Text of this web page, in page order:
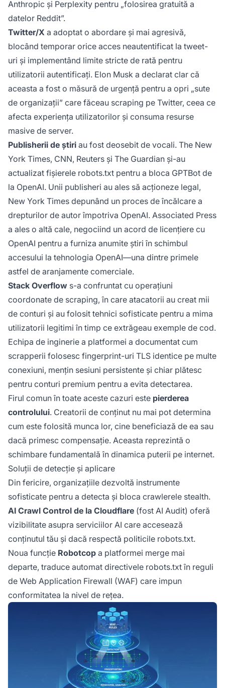
Anthropic și Perplexity pentru „folosirea gratuită a
datelor Reddit”.
Twitter/X a adoptat o abordare și mai agresivă,
blocând temporar orice acces neautentificat la tweet-
uri și implementând limite stricte de rată pentru
utilizatorii autentificați. Elon Musk a declarat clar că
aceasta a fost o măsură de urgență pentru a opri „sute
de organizații” care făceau scraping pe Twitter, ceea ce
afecta experiența utilizatorilor și consuma resurse
masive de server.
Publisherii de știri au fost deosebit de vocali. The New
York Times, CNN, Reuters și The Guardian și-au
actualizat fișierele robots.txt pentru a bloca GPTBot de
la OpenAI. Unii publisheri au ales să acționeze legal,
New York Times depunând un proces de încălcare a
drepturilor de autor împotriva OpenAI. Associated Press
a ales o altă cale, negociind un acord de licențiere cu
OpenAI pentru a furniza anumite știri în schimbul
accesului la tehnologia OpenAI—una dintre primele
astfel de aranjamente comerciale.
Stack Overflow s-a confruntat cu operațiuni
coordonate de scraping, în care atacatorii au creat mii
de conturi și au folosit tehnici sofisticate pentru a mima
utilizatorii legitimi în timp ce extrăgeau exemple de cod.
Echipa de inginerie a platformei a documentat cum
scrapperii folosesc fingerprint-uri TLS identice pe multe
conexiuni, mențin sesiuni persistente și chiar plătesc
pentru conturi premium pentru a evita detectarea.
Firul comun în toate aceste cazuri este pierderea
controlului. Creatorii de conținut nu mai pot determina
cum este folosită munca lor, cine beneficiază de ea sau
dacă primesc compensație. Aceasta reprezintă o
schimbare fundamentală în dinamica puterii pe internet.
Soluții de detecție și aplicare
Din fericire, organizațiile dezvoltă instrumente
sofisticate pentru a detecta și bloca crawlerele stealth.
AI Crawl Control de la Cloudflare (fost AI Audit) oferă
vizibilitate asupra serviciilor AI care accesează
conținutul tău și dacă respectă politicile robots.txt.
Noua funcție Robotcop a platformei merge mai
departe, traduce automat directivele robots.txt în reguli
de Web Application Firewall (WAF) care impun
conformitatea la nivel de rețea.